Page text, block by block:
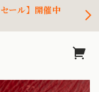
ール】開催中